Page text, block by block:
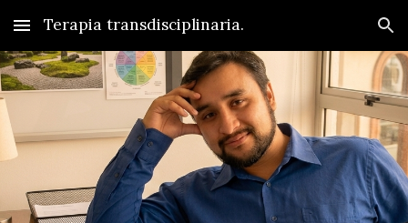
Skip to main content Skip to navigation
Terapia transdisciplinaria.